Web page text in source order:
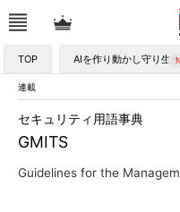
TOP AIを作り動かし守り生
連載
GMITS
セキュリティ用語事典
Guidelines for the